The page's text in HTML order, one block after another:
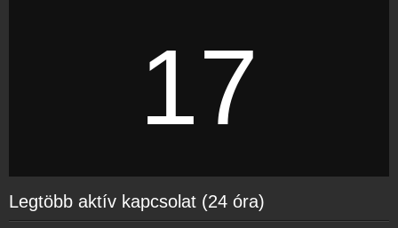
17
Legtöbb aktív kapcsolat (24 óra)